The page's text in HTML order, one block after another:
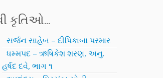
કૃતિઓ…
સર્જન સાહેબ – દીપિકાબા પરમાર
ધમ્મપદ – ઋષિકેશ શરણ, અનુ.
હર્ષદ દવે, ભાગ ૧